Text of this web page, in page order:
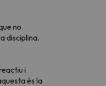
no
disciplina.
i
és la